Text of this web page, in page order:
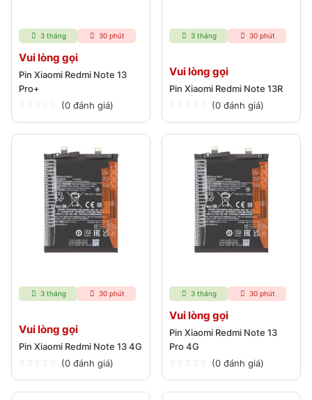
3 tháng 30 phút
Vui lòng gọi
Pin Xiaomi Redmi Note 13
Pro+
(0 đánh giá)
3 tháng 30 phút
Vui lòng gọi
Pin Xiaomi Redmi Note 13R
(0 đánh giá)
3 tháng 30 phút
Vui lòng gọi
Pin Xiaomi Redmi Note 13 4G
(0 đánh giá)
3 tháng 30 phút
Vui lòng gọi
Pin Xiaomi Redmi Note 13
Pro 4G
(0 đánh giá)